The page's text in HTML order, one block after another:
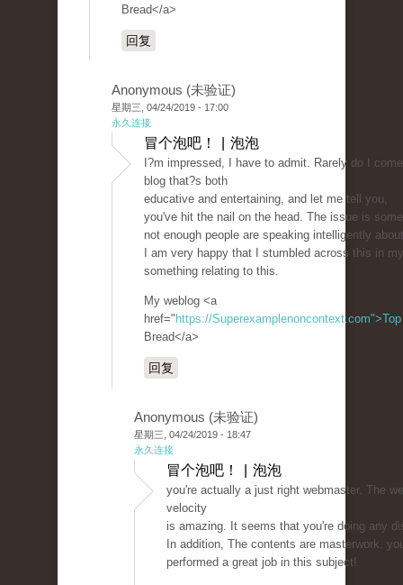
Bread</a>
回复
Anonymous (未验证)
星期三, 04/24/2019 - 17:00
永久连接
冒个泡吧！ | 泡泡
I?m impressed, I have to admit. Rarely do I
blog that?s both
educative and entertaining, and let me tell you,
you've hit the nail on the head. The issue is
not enough people are speaking intelligently
I am very happy that I stumbled across this in
something relating to this.
My weblog <a
href=" https://Superexamplenoncontext.com">Top
Bread</a>
回复
Anonymous (未验证)
星期三, 04/24/2019 - 18:47
永久连接
冒个泡吧！ | 泡泡
you're actually a just right webmaster. The
velocity
is amazing. It seems that you're doing any
In addition, The contents are masterwork.
performed a great job in this subject!